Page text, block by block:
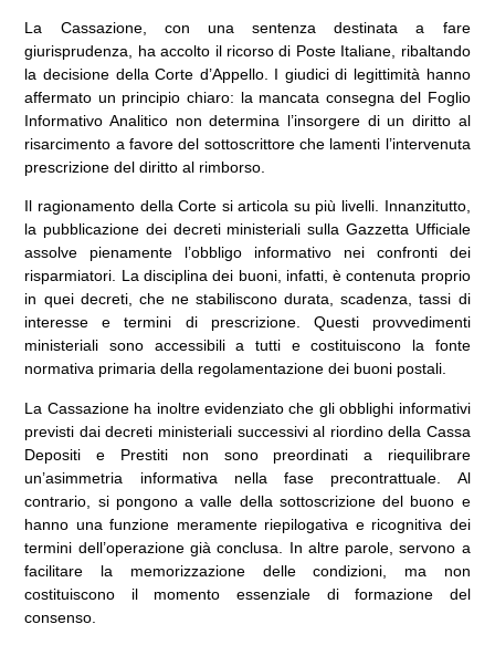
La Cassazione, con una sentenza destinata a fare
giurisprudenza, ha accolto il ricorso di Poste Italiane, ribaltando
la decisione della Corte d’Appello. I giudici di legittimità hanno
affermato un principio chiaro: la mancata consegna del Foglio
Informativo Analitico non determina l’insorgere di un diritto al
risarcimento a favore del sottoscrittore che lamenti l’intervenuta
prescrizione del diritto al rimborso.
Il ragionamento della Corte si articola su più livelli. Innanzitutto,
la pubblicazione dei decreti ministeriali sulla Gazzetta Ufficiale
assolve pienamente l’obbligo informativo nei confronti dei
risparmiatori. La disciplina dei buoni, infatti, è contenuta proprio
in quei decreti, che ne stabiliscono durata, scadenza, tassi di
interesse e termini di prescrizione. Questi provvedimenti
ministeriali sono accessibili a tutti e costituiscono la fonte
normativa primaria della regolamentazione dei buoni postali.
La Cassazione ha inoltre evidenziato che gli obblighi informativi
previsti dai decreti ministeriali successivi al riordino della Cassa
Depositi e Prestiti non sono preordinati a riequilibrare
un’asimmetria informativa nella fase precontrattuale. Al
contrario, si pongono a valle della sottoscrizione del buono e
hanno una funzione meramente riepilogativa e ricognitiva dei
termini dell’operazione già conclusa. In altre parole, servono a
facilitare la memorizzazione delle condizioni, ma non
costituiscono il momento essenziale di formazione del
consenso.